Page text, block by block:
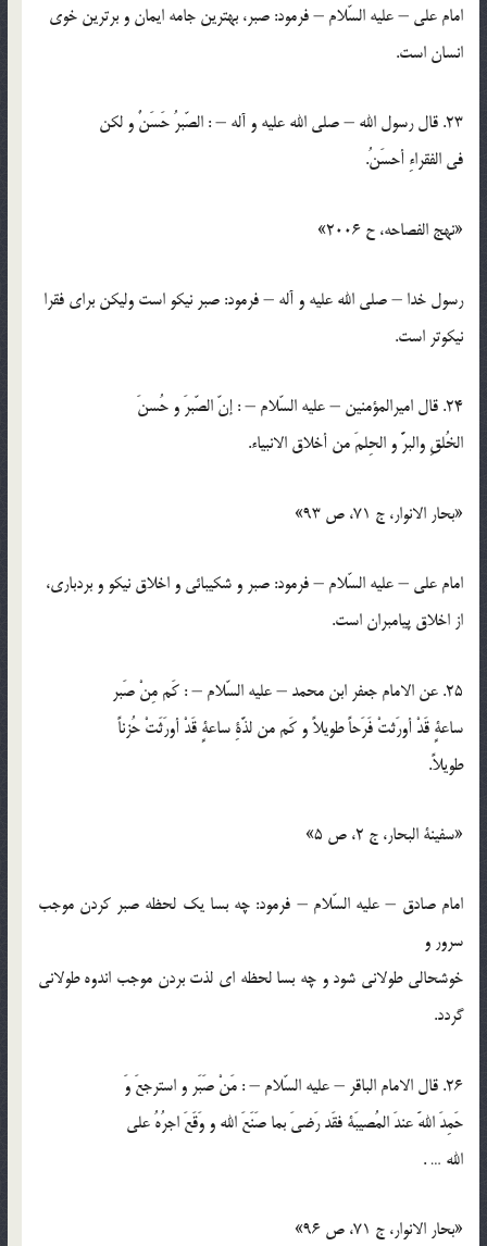
امام علي – عليه السّلام – فرمود: صبر، بهترين جامه ايمان و برترين خوي
انسان است.
23. قال رسول الله – صلي الله عليه و آله – : الصّبرُ حَسَنٌ و لكن
في الفقراءِ أحسَنُ.
«نهج الفصاحه، ح 2006»
رسول خدا – صلي الله عليه و آله – فرمود: صبر نيكو است وليکن براي فقرا
نيكوتر است.
24. قال اميرالمؤمنين – عليه السّلام – : إنّ الصّبرَ و حُسنَ
الخُلقِ والبرََّ و الحِلمَ من أخلاق الانبياء.
«بحار الانوار، ج 71، ص 93»
امام علي – عليه السّلام – فرمود: صبر و شكيبائي و اخلاق نيكو و بردباري،
از اخلاق پيامبران است.
25. عن الامام جعفر ابن محمد – عليه السّلام – : كَم مِنْ صَبر
ساعةٍ قَدْ أورَثتْ فَرَحاً طويلاً و كَم من لذَّةِ ساعةٍ قَدْ أورَثَتْ حُزناً
طويلاً.
«سفينة البحار، ج 2، ص 5»
امام صادق – عليه السّلام – فرمود: چه بسا يك لحظه صبر كردن موجب
سرور و
خوشحالي طولاني شود و چه بسا لحظه اي لذت بردن موجب اندوه طولاني
گردد.
26. قال الامام الباقر – عليه السّلام – : مَنْ صَبَر و استرجعَ وَ
حَمِدَ اللهََ عندَ المُصيبَة فقَد رَضيَ بما صَنَعَ الله و وَقَعَ اجرُهُ علي
الله … .
«بحار الانوار، ج 71، ص 96»